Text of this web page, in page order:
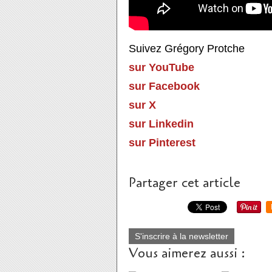
Suivez Grégory Protche
sur YouTube
sur Facebook
sur X
sur Linkedin
sur Pinterest
Partager cet article
S'inscrire à la newsletter
Vous aimerez aussi :